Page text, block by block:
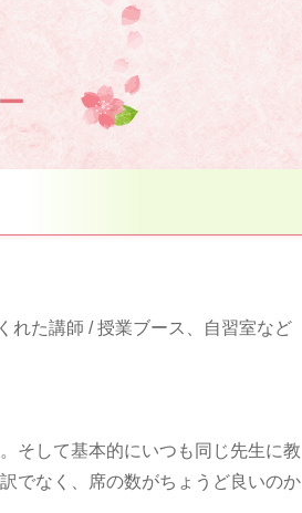
れた講師 / 授業ブース、自習室など
そして基本的にいつも同じ先生に教
でなく、席の数がちょうど良いのか